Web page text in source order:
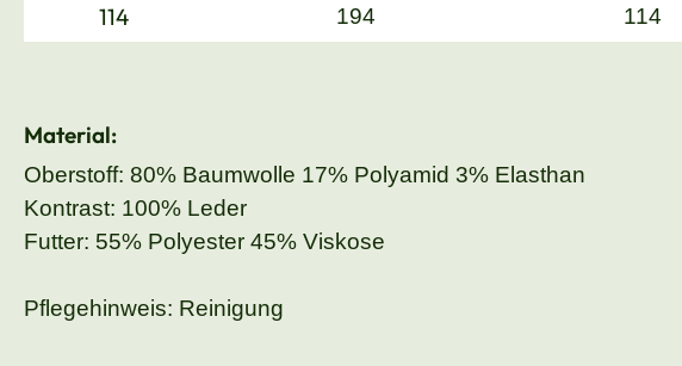
114 194 114
Material:
Oberstoff: 80% Baumwolle 17% Polyamid 3% Elasthan
Kontrast: 100% Leder
Futter: 55% Polyester 45% Viskose
Pflegehinweis: Reinigung